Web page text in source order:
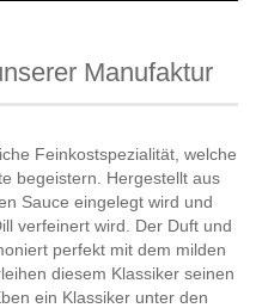
Manufaktur
Feinkostspezialität, welche
begeistern. Hergestellt aus
Sauce eingelegt wird und
verfeinert wird. Der Duft und
perfekt mit dem milden
diesem Klassiker seinen
ein Klassiker unter den